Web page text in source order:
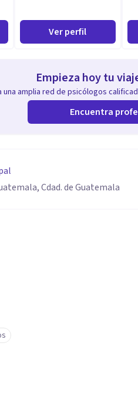
Ver perfil
Empieza hoy tu
una amplia red de psicólogos
Encuentra
Cdad. de Guatemala